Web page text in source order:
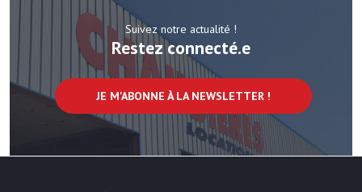
Suivez notre actualité !
Restez connecté.e
JE M'ABONNE À LA NEWSLETTER !